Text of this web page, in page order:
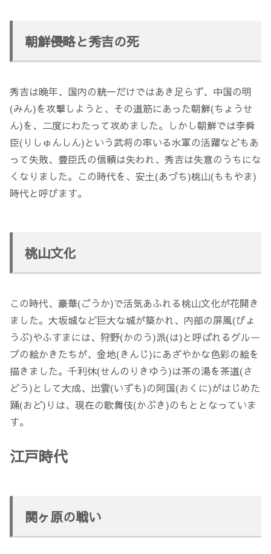
朝鮮侵略と秀吉の死
秀吉は晩年、国内の統一だけではあき足らず、中国の明
(みん)を攻撃しようと、その道筋にあった朝鮮(ちょうせ
ん)を、二度にわたって攻めました。しかし朝鮮では李舜
臣(りしゅんしん)という武将の率いる水軍の活躍などもあ
って失敗、豊臣氏の信頼は失われ、秀吉は失意のうちにな
くなりました。この時代を、安土(あづち)桃山(ももやま)
時代と呼びます。
桃山文化
この時代、豪華(ごうか)で活気あふれる桃山文化が花開き
ました。大坂城など巨大な城が築かれ、内部の屏風(びょ
うぶ)やふすまには、狩野(かのう)派(は)と呼ばれるグルー
プの絵かきたちが、金地(きんじ)にあざやかな色彩の絵を
描きました。千利休(せんのりきゆう)は茶の湯を茶道(さ
どう)として大成、出雲(いずも)の阿国(おくに)がはじめた
踊(おど)りは、現在の歌舞伎(かぶき)のもととなっていま
す。
江戸時代
関ヶ原の戦い